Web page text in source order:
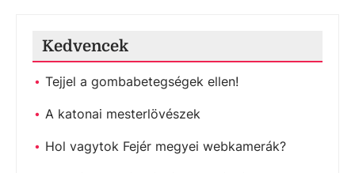
Kedvencek
Tejjel a gombabetegségek ellen!
A katonai mesterlövészek
Hol vagytok Fejér megyei webkamerák?